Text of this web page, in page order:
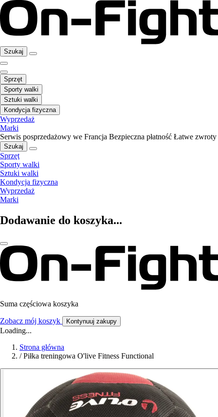
Szukaj
Sprzęt
Sporty walki
Sztuki walki
Kondycja fizyczna
Wyprzedaż
Marki
Serwis posprzedażowy we Francja Bezpieczna płatność Łatwe zwroty
Szukaj
Sprzęt
Sporty walki
Sztuki walki
Kondycja fizyczna
Wyprzedaż
Marki
Dodawanie do koszyka...
Suma częściowa koszyka
Zobacz mój koszyk Kontynuuj zakupy
Loading...
Strona główna
/ Piłka treningowa O'live Fitness Functional